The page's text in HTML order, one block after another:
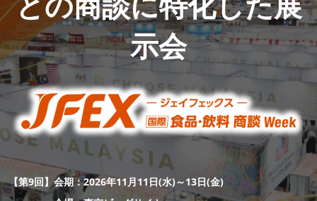
JFEX
2026年11月11日
東京ビッグサイト / Tokyo Big Sight
国際 食品物流EXPO
2027年06月30日
東京ビッグサイト / Tokyo Big Sight
“日本の食器・調理器具”輸出EXPO
2027年06月30日
東京ビッグサイト / Tokyo Big Sight
ン
を
折
り
た
た
む
イ
フ
ェ
ッ
示会
【第9回】会期：2026年11月11日(水)～13日(金)